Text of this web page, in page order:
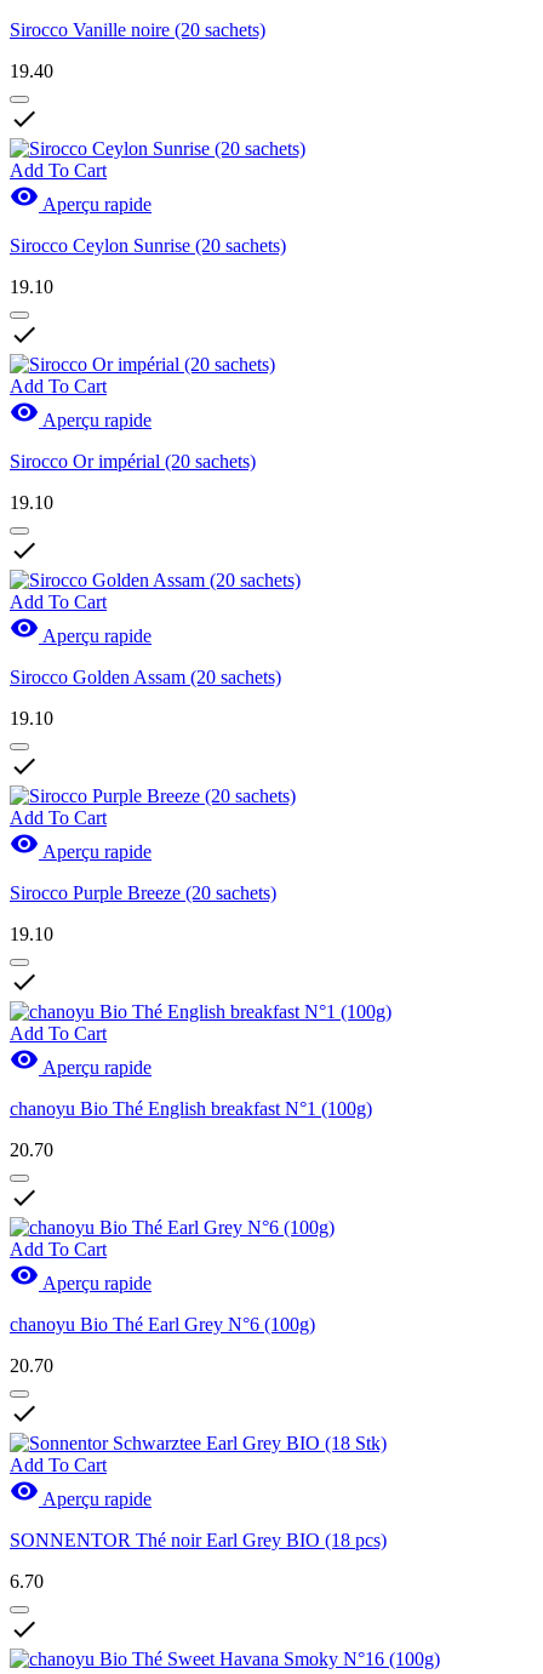
Sirocco Vanille noire (20 sachets)
19.40

Add To Cart
 Aperçu rapide
Sirocco Ceylon Sunrise (20 sachets)
19.10

Add To Cart
 Aperçu rapide
Sirocco Or impérial (20 sachets)
19.10

Add To Cart
 Aperçu rapide
Sirocco Golden Assam (20 sachets)
19.10

Add To Cart
 Aperçu rapide
Sirocco Purple Breeze (20 sachets)
19.10

Add To Cart
 Aperçu rapide
chanoyu Bio Thé English breakfast N°1 (100g)
20.70

Add To Cart
 Aperçu rapide
chanoyu Bio Thé Earl Grey N°6 (100g)
20.70

Add To Cart
 Aperçu rapide
SONNENTOR Thé noir Earl Grey BIO (18 pcs)
6.70
